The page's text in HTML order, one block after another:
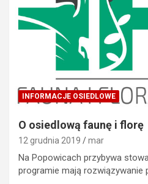
INFORMACJE OSIEDLOWE
O osiedlową faunę i florę
12 grudnia 2019 mar
Na Popowicach przybywa
programie mają rozwiązywanie